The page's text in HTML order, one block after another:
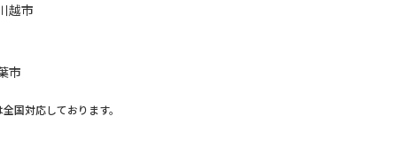
越市
市
国対応しております。